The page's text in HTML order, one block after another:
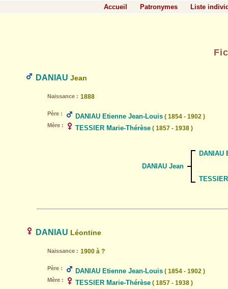
Accueil Patronymes Liste
DANIAU Jean
Naissance : 1888
Père : DANIAU Etienne Jean-Louis ( 1854 - 1902 )
Mère : TESSIER Marie-Thérèse ( 1857 - 1938 )
DANIAU Jean
DANIAU
DANIAU Léontine
Naissance : 1900 à ?
Père : DANIAU Etienne Jean-Louis ( 1854 - 1902 )
Mère : TESSIER Marie-Thérèse ( 1857 - 1938 )